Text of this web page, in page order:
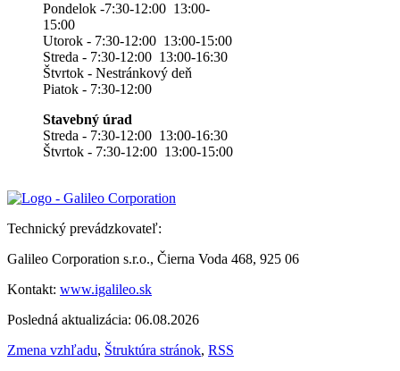
Pondelok -7:30-12:00 13:00-
15:00
Utorok - 7:30-12:00 13:00-15:00
Streda - 7:30-12:00 13:00-16:30
Štvrtok - Nestránkový deň
Piatok - 7:30-12:00
Stavebný úrad
Streda - 7:30-12:00 13:00-16:30
Štvrtok - 7:30-12:00 13:00-15:00
Technický prevádzkovateľ:
Galileo Corporation s.r.o., Čierna Voda 468, 925 06
Kontakt: www.igalileo.sk
Posledná aktualizácia: 06.08.2026
Zmena vzhľadu, Štruktúra stránok, RSS